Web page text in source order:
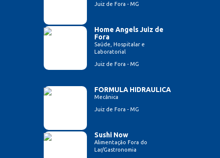
Juiz de Fora - MG
Home Angels Juiz de
Fora
Saúde, Hospitalar e
Laboratorial
Juiz de Fora - MG
FORMULA HIDRAULICA
Mecânica
Juiz de Fora - MG
Sushi Now
Alimentação Fora do
Lar/Gastronomia